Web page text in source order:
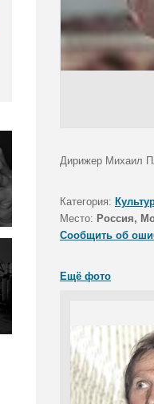
Дирижер Михаил
Категория:
Место: Россия,
Сообщить об
Ещё фото